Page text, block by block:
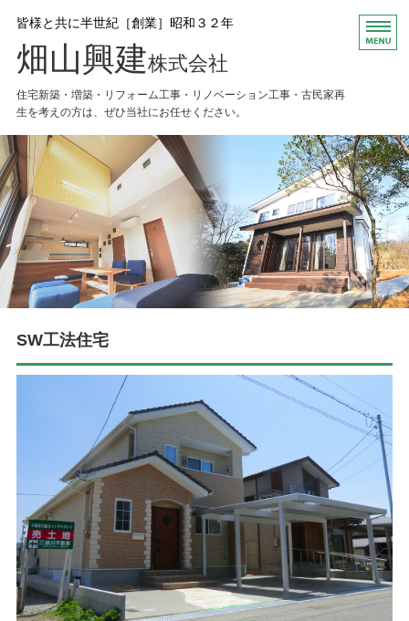
皆様と共に半世紀［創業］昭和３２年
畑山興建株式会社
住宅新築・増築・リフォーム工事・リノベーション工事・古民家再
生を考えの方は、ぜひ当社にお任せください。
HOME
お知らせ
会社概要
Ｑ＆Ａ
お問い合わせ
SW工法住宅